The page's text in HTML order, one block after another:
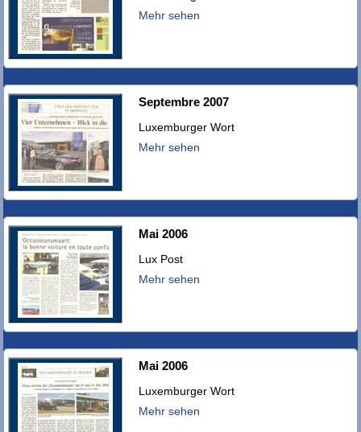
Mehr sehen
Septembre 2007
Luxemburger Wort
Mehr sehen
Mai 2006
Lux Post
Mehr sehen
Mai 2006
Luxemburger Wort
Mehr sehen